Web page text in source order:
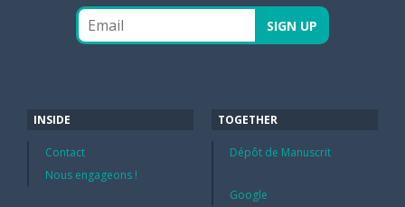
INSIDE
Contact
Nous engageons !
TOGETHER
Dépôt de Manuscrit
Google